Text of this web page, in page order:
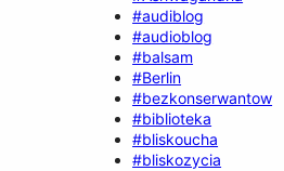
#audiblog
#audioblog
#balsam
#Berlin
#bezkonserwantow
#biblioteka
#bliskoucha
#bliskozycia